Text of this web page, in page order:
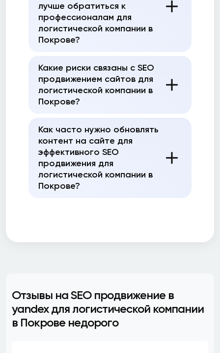
лучше обратиться к
профессионалам для
логистической компании в
Покрове?
Какие риски связаны с SEO
продвижением сайтов для
логистической компании в
Покрове?
Как часто нужно обновлять
контент на сайте для
эффективного SEO
продвижения для
логистической компании в
Покрове?
Отзывы на SEO продвижение в
yandex для логистической компании
в Покрове недорого